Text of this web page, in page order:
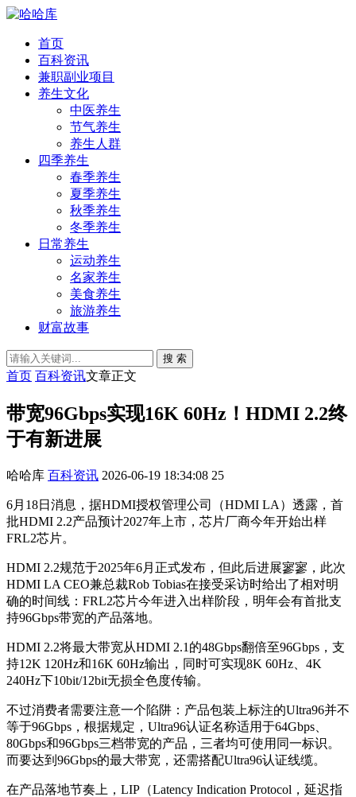
首页
百科资讯
兼职副业项目
养生文化
中医养生
节气养生
养生人群
四季养生
春季养生
夏季养生
秋季养生
冬季养生
日常养生
运动养生
名家养生
美食养生
旅游养生
财富故事
搜 索
首页 百科资讯文章正文
带宽96Gbps实现16K 60Hz！HDMI 2.2终
于有新进展
哈哈库 百科资讯 2026-06-19 18:34:08 25
6月18日消息，据HDMI授权管理公司（HDMI LA）透露，首
批HDMI 2.2产品预计2027年上市，芯片厂商今年开始出样
FRL2芯片。
HDMI 2.2规范于2025年6月正式发布，但此后进展寥寥，此次
HDMI LA CEO兼总裁Rob Tobias在接受采访时给出了相对明
确的时间线：FRL2芯片今年进入出样阶段，明年会有首批支
持96Gbps带宽的产品落地。
HDMI 2.2将最大带宽从HDMI 2.1的48Gbps翻倍至96Gbps，支
持12K 120Hz和16K 60Hz输出，同时可实现8K 60Hz、4K
240Hz下10bit/12bit无损全色度传输。
不过消费者需要注意一个陷阱：产品包装上标注的Ultra96并不
等于96Gbps，根据规定，Ultra96认证名称适用于64Gbps、
80Gbps和96Gbps三档带宽的产品，三者均可使用同一标识。
而要达到96Gbps的最大带宽，还需搭配Ultra96认证线缆。
在产品落地节奏上，LIP（Latency Indication Protocol，延迟指